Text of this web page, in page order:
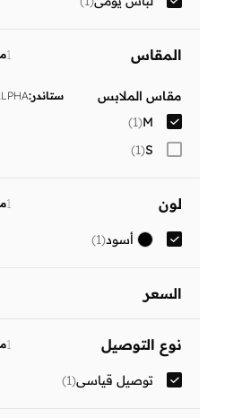
المقاس 1
مقاس الملابس ستاندر:
M
(
1
)
S
(
1
)
لون 1
أسود(
1
)
السعر
ر.ع
انطلق
نوع التوصيل 1
توصيل قياسي(
1
)